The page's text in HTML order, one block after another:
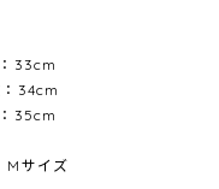
33cm
34cm
35cm
サイズ